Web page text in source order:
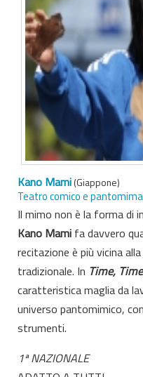
Kano Mami(Giappone)
Teatro comico e pantomima
Il mimo non è la forma di
Kano Mami fa davvero
recitazione è più vicina
tradizionale. In Time,
caratteristica maglia da
universo pantomimico,
strumenti.
1ª NAZIONALE